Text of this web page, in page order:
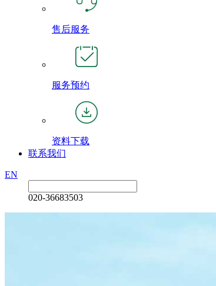
售后服务
服务预约
资料下载
联系我们
EN
020-36683503